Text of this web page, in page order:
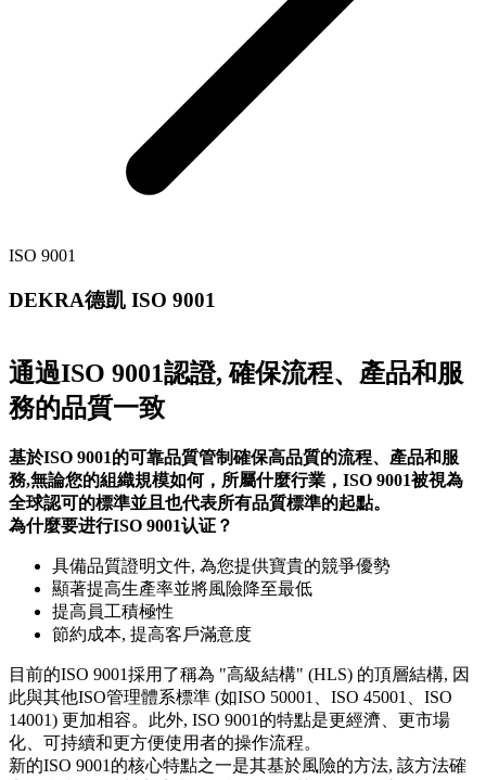
ISO 9001
DEKRA德凱 ISO 9001
通過ISO 9001認證, 確保流程、產品和服
務的品質一致
基於ISO 9001的可靠品質管制確保高品質的流程、產品和服
務,無論您的組織規模如何，所屬什麼行業，ISO 9001被視為
全球認可的標準並且也代表所有品質標準的起點。
為什麼要进行ISO 9001认证？
具備品質證明文件, 為您提供寶貴的競爭優勢
顯著提高生產率並將風險降至最低
提高員工積極性
節約成本, 提高客戶滿意度
目前的ISO 9001採用了稱為 "高級結構" (HLS) 的頂層結構, 因
此與其他ISO管理體系標準 (如ISO 50001、ISO 45001、ISO
14001) 更加相容。此外, ISO 9001的特點是更經濟、更市場
化、可持續和更方便使用者的操作流程。
新的ISO 9001的核心特點之一是其基於風險的方法, 該方法確